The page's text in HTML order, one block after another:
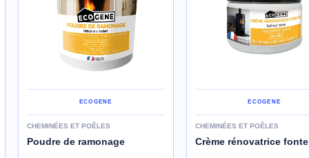
ECOGENE
CHEMINÉES ET POÊLES
Poudre de ramonage
ECOGENE
CHEMINÉES ET POÊLES
Crème rénovatrice fonte